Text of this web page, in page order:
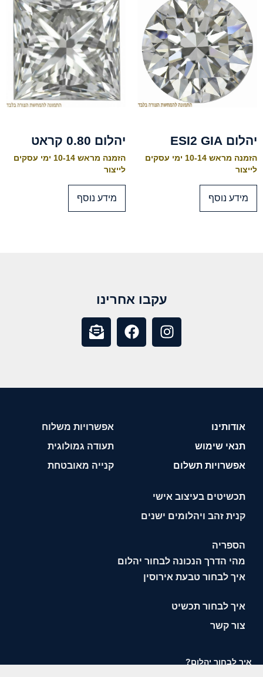
יהלום ESI2 GIA
הזמנה מראש 10-14 ימי עסקים
לייצור
מידע נוסף
יהלום 0.80 קראט
הזמנה מראש 10-14 ימי עסקים
לייצור
מידע נוסף
עקבו אחרינו
אודותינו
תנאי שימוש
אפשרויות תשלום
אפשרויות משלוח
תעודה גמולוגית
קנייה מאובטחת
תכשיטים בעיצוב אישי
קנית זהב ויהלומים ישנים
הספריה
מהי הדרך הנכונה לבחור יהלום
איך לבחור טבעת אירוסין
איך לבחור תכשיט
צור קשר
איך לבחור יהלום?